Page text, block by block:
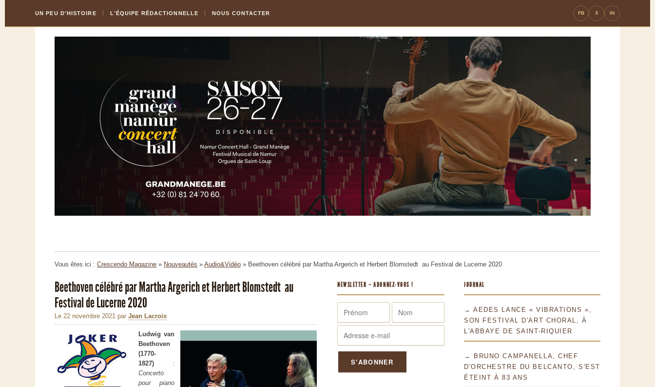
Content
la
UN PEU D'HISTOIRE L'ÉQUIPE RÉDACTIONNELLE NOUS CONTACTER FB X IN
Vous êtes ici : Crescendo Magazine » Nouveautés » Audio&Vidéo » Beethoven célébré par Martha Argerich et Herbert Blomstedt au Festival de Lucerne 2020
Beethoven célébré par Martha Argerich et Herbert Blomstedt au
Festival de Lucerne 2020
Le 22 novembre 2021 par Jean Lacroix
Ludwig van
Beethoven
(1770-
1827) :
Concerto
pour piano
NEWSLETTER – ABONNEZ-VOUS ! JOURNAL
→ AEDES LANCE « VIBRATIONS »,
SON FESTIVAL D'ART CHORAL, À
L'ABBAYE DE SAINT-RIQUIER
→ BRUNO CAMPANELLA, CHEF
D'ORCHESTRE DU BELCANTO, S'EST
ÉTEINT À 83 ANS